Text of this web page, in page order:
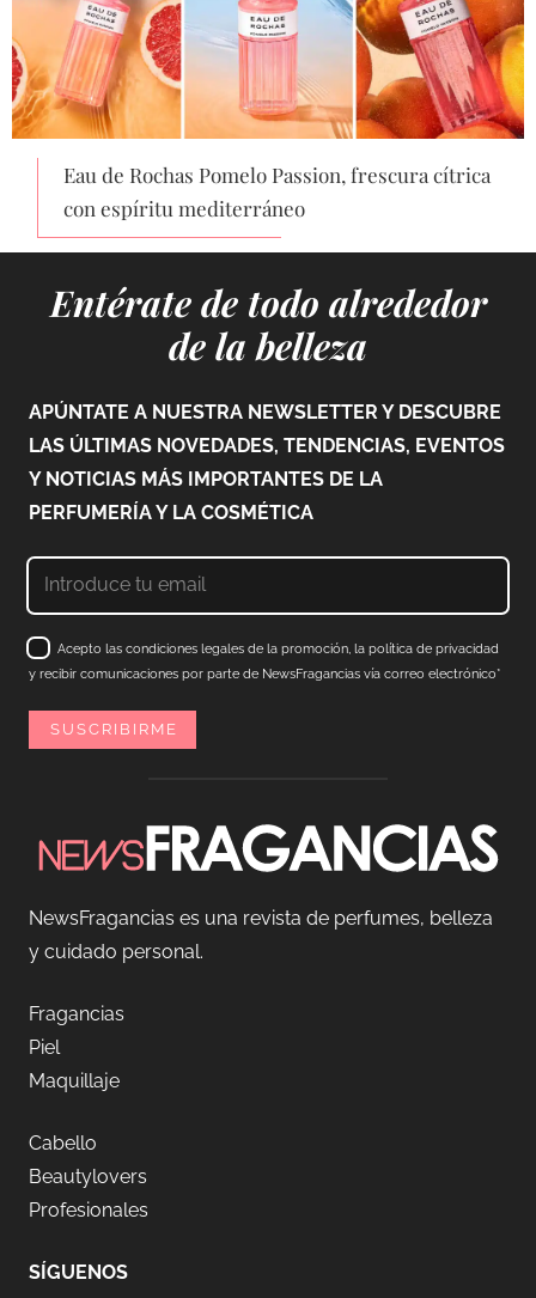
Eau de Rochas Pomelo Passion, frescura cítrica
con espíritu mediterráneo
Entérate de todo alrededor
de la belleza
APÚNTATE A NUESTRA NEWSLETTER Y DESCUBRE
LAS ÚLTIMAS NOVEDADES, TENDENCIAS, EVENTOS
Y NOTICIAS MÁS IMPORTANTES DE LA
PERFUMERÍA Y LA COSMÉTICA
Acepto las condiciones legales de la promoción, la política de privacidad
y recibir comunicaciones por parte de NewsFragancias vía correo electrónico*
NewsFragancias es una revista de perfumes, belleza
y cuidado personal.
Fragancias
Piel
Maquillaje
Cabello
Beautylovers
Profesionales
SÍGUENOS